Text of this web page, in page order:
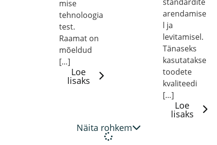
mise
tehnoloogia
test.
Raamat on
mõeldud
[…]
Loe
lisaks
arendamise
l ja
levitamisel.
Tänaseks
kasutatakse
toodete
kvaliteedi
[…]
Loe
lisaks
Näita rohkem